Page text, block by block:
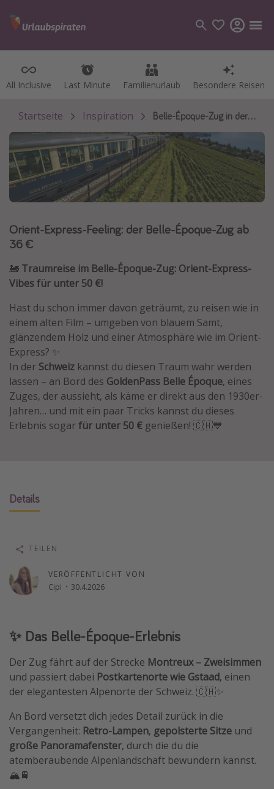
All Inclusive Last Minute Familienurlaub Besondere Reisen
All Inclusive Last Minute Familienurlaub Besondere Reisen
Kategorien
Flüge
Hotel
Pauschalreisen
Kreuzfahrten
Alle Reiseziele
Bodensee Urlaub
Gozo Urlaub
Normandie Urlaub
Goa Urlaub
St. Lucia Urlaub
Kefalonia Urlaub
Krabi Urlaub
Tulum Urlaub
Sri Lanka Rundreise
Japan Rundreise
Wellnessurlaub
Roadtrips
Wochenendtrip
Singlereisen
Hotels in Hamburg
Hotels in Amsterdam
Hotels am Achensee
Weitere Themen
Reise Journal
Familienurlaub in der Türkei
Rundreisen in Thailand
Startseite Inspiration Belle-Époque-Zug in der Schweiz
Orient-Express-Feeling: der Belle-Époque-Zug ab
36 €
🚂 Traumreise im Belle-Époque-Zug: Orient-Express-
Vibes für unter 50 €!
Hast du schon immer davon geträumt, zu reisen wie in
einem alten Film – umgeben von blauem Samt,
glänzendem Holz und einer Atmosphäre wie im Orient-
Express? ✨
In der Schweiz kannst du diesen Traum wahr werden
lassen – an Bord des GoldenPass Belle Époque, eines
Zuges, der aussieht, als käme er direkt aus den 1930er-
Jahren… und mit ein paar Tricks kannst du dieses
Erlebnis sogarfür unter 50 € genießen! 🇨🇭💙
Details
VERÖFFENTLICHT VON
Cipi · 30.4.2026
TEILEN
✨ Das Belle-Époque-Erlebnis
Der Zug fährt auf der Strecke Montreux – Zweisimmen
und passiert dabei Postkartenorte wie Gstaad, einen
der elegantesten Alpenorte der Schweiz. 🇨🇭✨
An Bord versetzt dich jedes Detail zurück in die
Vergangenheit: Retro-Lampen, gepolsterte Sitze und
große Panoramafenster, durch die du die
atemberaubende Alpenlandschaft bewundern kannst.
🏔️🚆